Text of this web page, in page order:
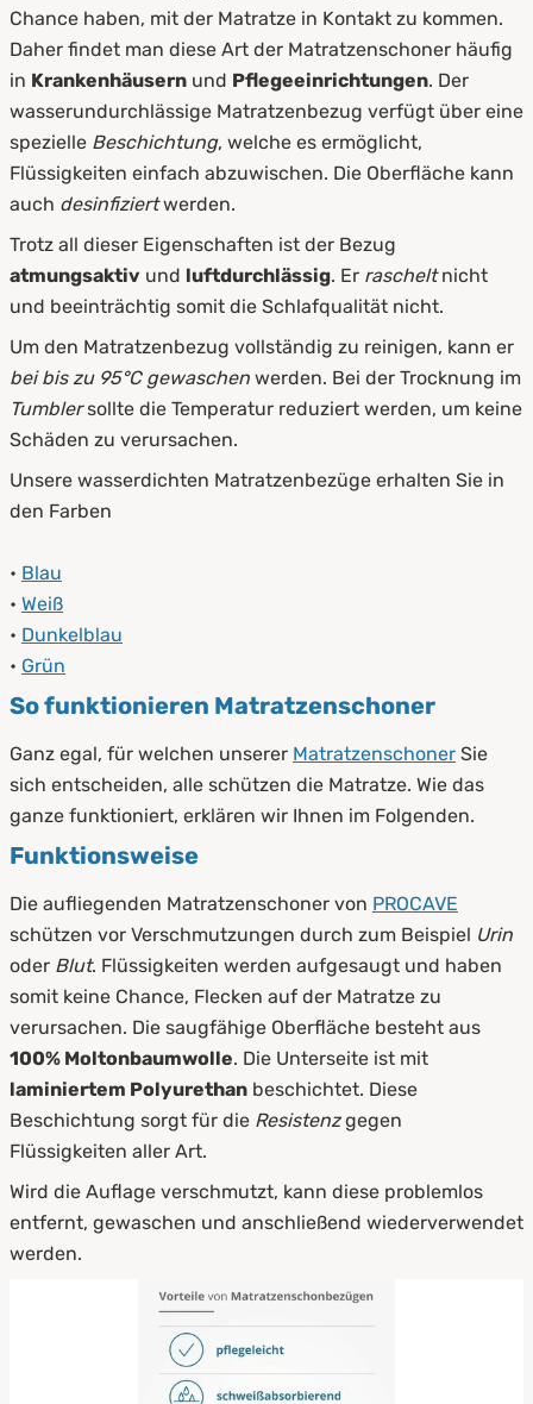
Chance haben, mit der Matratze in Kontakt zu kommen.
Daher findet man diese Art der Matratzenschoner häufig
in Krankenhäusern und Pflegeeinrichtungen. Der
wasserundurchlässige Matratzenbezug verfügt über eine
spezielle Beschichtung, welche es ermöglicht,
Flüssigkeiten einfach abzuwischen. Die Oberfläche kann
auch desinfiziertwerden.
Trotz all dieser Eigenschaften ist der Bezug
atmungsaktiv und luftdurchlässig. Er rascheltnicht
und beeinträchtig somit die Schlafqualität nicht.
Um den Matratzenbezug vollständig zu reinigen, kann er
bei bis zu 95°C gewaschen werden. Bei der Trocknung im
Tumblersollte die Temperatur reduziert werden, um keine
Schäden zu verursachen.
Unsere wasserdichten Matratzenbezüge erhalten Sie in
den Farben
• Blau
• Weiß
• Dunkelblau
• Grün
So funktionieren Matratzenschoner
Ganz egal, für welchen unserer Matratzenschoner Sie
sich entscheiden, alle schützen die Matratze. Wie das
ganze funktioniert, erklären wir Ihnen im Folgenden.
Funktionsweise
Die aufliegenden Matratzenschoner von PROCAVE
schützen vor Verschmutzungen durch zum Beispiel Urin
oder Blut. Flüssigkeiten werden aufgesaugt und haben
somit keine Chance, Flecken auf der Matratze zu
verursachen. Die saugfähige Oberfläche besteht aus
100% Moltonbaumwolle. Die Unterseite ist mit
laminiertem Polyurethan beschichtet. Diese
Beschichtung sorgt für die Resistenzgegen
Flüssigkeiten aller Art.
Wird die Auflage verschmutzt, kann diese problemlos
entfernt, gewaschen und anschließend wiederverwendet
werden.